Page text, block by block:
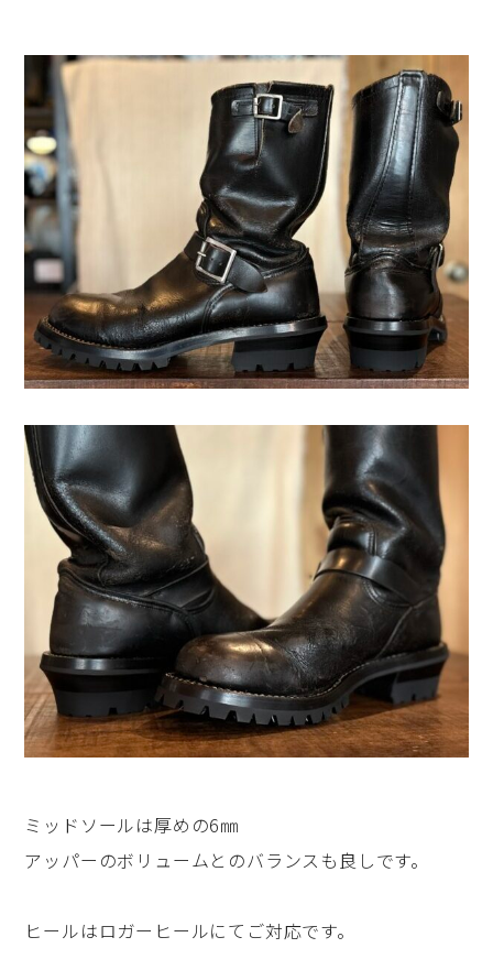
ミッドソールは厚めの6㎜
アッパーのボリュームとのバランスも良しです。
ヒールはロガーヒールにてご対応です。